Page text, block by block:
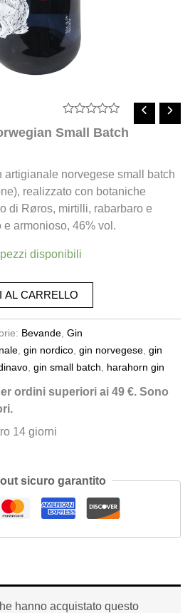
0
Small Batch
artigianale norvegese small batch
realizzato con botaniche
di Røros, mirtilli, rabarbaro e
armonioso, 46% vol.
disponibili
AL CARRELLO
Bevande Gin
gin nordico gin norvegese gin
gin small batch harahorn gin
ordini superiori ai 49 €. Sono
14 giorni
sicuro garantito
hanno acquistato questo